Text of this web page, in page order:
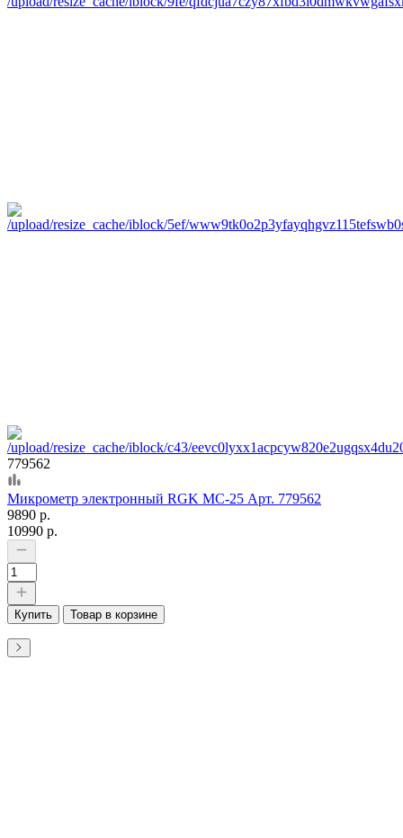
779562
Микрометр электронный RGK MC-25 Арт. 779562
9890 р.
10990 р.
Купить Товар в корзине